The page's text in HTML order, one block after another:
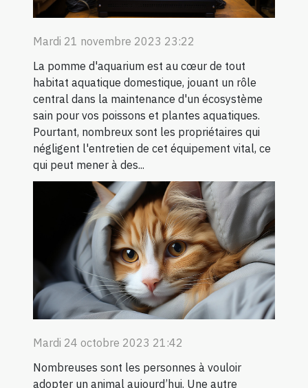
Mardi 21 novembre 2023 23:22
La pomme d'aquarium est au cœur de tout
habitat aquatique domestique, jouant un rôle
central dans la maintenance d'un écosystème
sain pour vos poissons et plantes aquatiques.
Pourtant, nombreux sont les propriétaires qui
négligent l'entretien de cet équipement vital, ce
qui peut mener à des...
Mardi 24 octobre 2023 21:42
Nombreuses sont les personnes à vouloir
adopter un animal aujourd’hui. Une autre